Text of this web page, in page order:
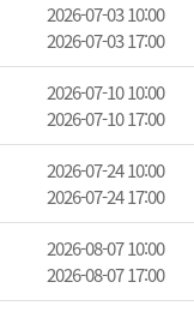
2026-07-03 10:00
2026-07-03 17:00
2026-07-10 10:00
2026-07-10 17:00
2026-07-24 10:00
2026-07-24 17:00
2026-08-07 10:00
2026-08-07 17:00